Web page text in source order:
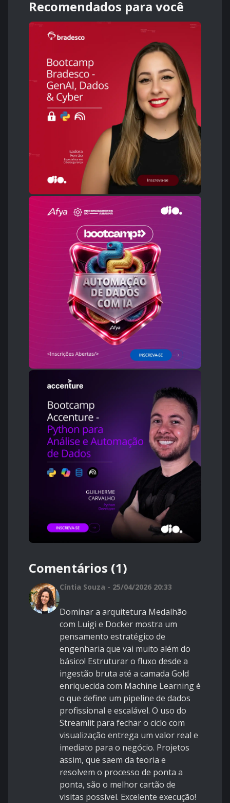
Recomendados para você
Comentários (1)
Cíntia Souza - 25/04/2026 20:33
Dominar a arquitetura Medalhão
com Luigi e Docker mostra um
pensamento estratégico de
engenharia que vai muito além do
básico! Estruturar o fluxo desde a
ingestão bruta até a camada Gold
enriquecida com Machine Learning é
o que define um pipeline de dados
profissional e escalável. O uso do
Streamlit para fechar o ciclo com
visualização entrega um valor real e
imediato para o negócio. Projetos
assim, que saem da teoria e
resolvem o processo de ponta a
ponta, são o melhor cartão de
visitas possível. Excelente execução!